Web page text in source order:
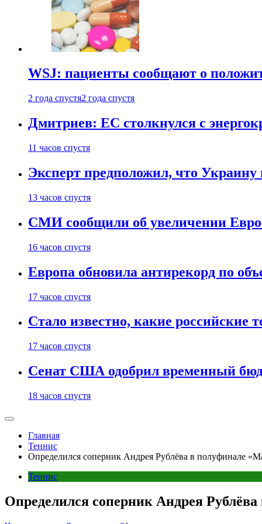
WSJ: пациенты сообщают о
2 года спустя2 года спустя
Дмитриев: ЕС столкнулся с
11 часов спустя
Эксперт предположил, что
13 часов спустя
СМИ сообщили об увеличении
16 часов спустя
Европа обновила антирекорд по
17 часов спустя
Стало известно, какие российские
17 часов спустя
Сенат США одобрил временный
18 часов спустя
Главная
Теннис
Определился соперник Андрея Рублёва в полуфинале
Теннис
Определился соперник Андрея